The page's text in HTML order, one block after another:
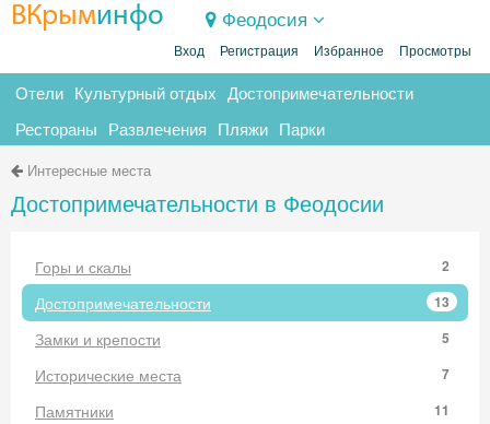
ВКрыминфо Феодосия
Вход Регистрация Избранное Просмотры
Отели Культурный отдых Достопримечательности
Рестораны Развлечения Пляжи Парки
Интересные места
Достопримечательности в Феодосии
Горы и скалы 2
Достопримечательности 13
Замки и крепости 5
Исторические места 7
Памятники 11